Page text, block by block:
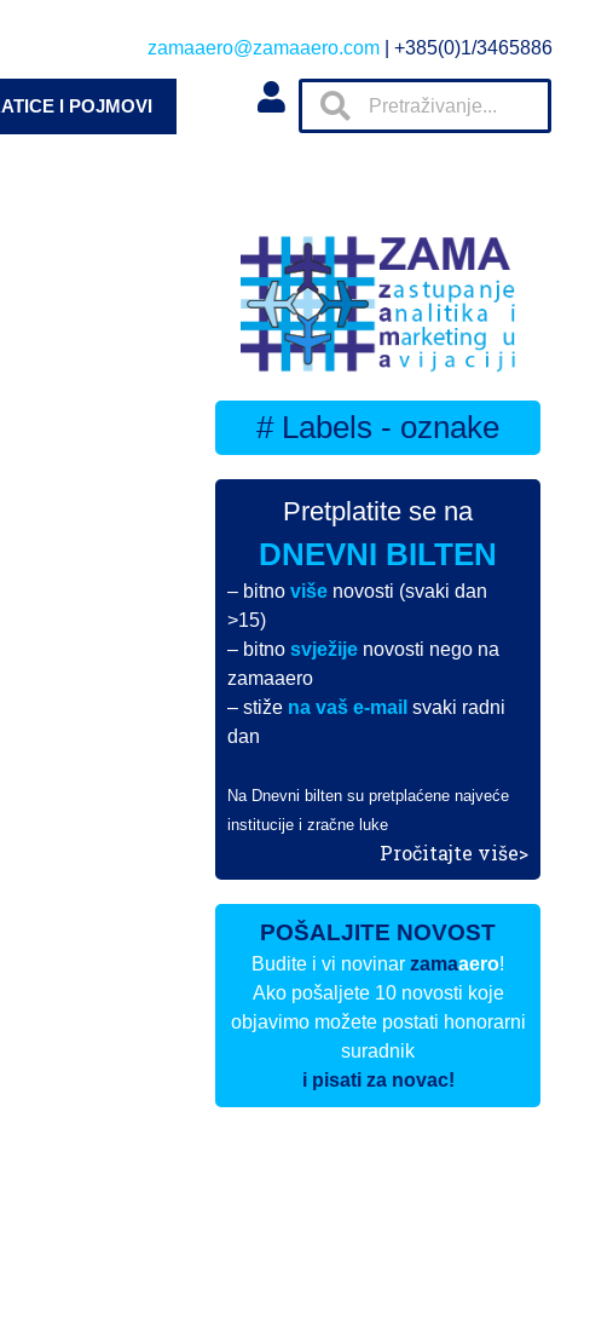
zamaaero@zamaaero.com | +385(0)1/3465886
I POJMOVI
# Labels - oznake
Pretplatite se na
DNEVNI BILTEN
– bitnoviše novosti (svaki dan
>15)
– bitnosvježije novosti nego na
zamaaero
– stiže na vaš e-mail svaki radni
dan
Na Dnevni bilten su pretplaćene najveće
institucije i zračne luke
Pročitajte više>
POŠALJITE NOVOST
Budite i vi novinarzamaaero!
Ako pošaljete 10 novosti koje
objavimo možete postati honorarni
suradnik
i pisati za novac!